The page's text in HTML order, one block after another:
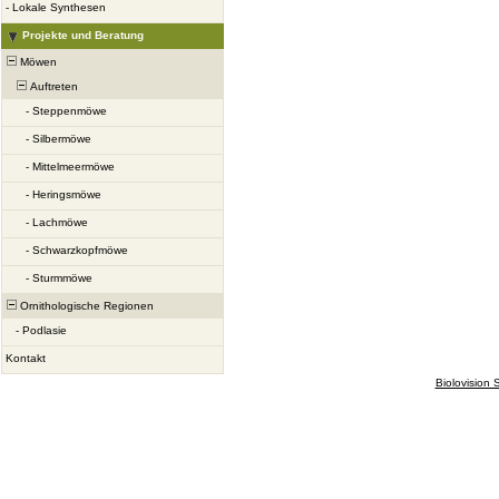
- Lokale Synthesen
Projekte und Beratung
Möwen
Auftreten
- Steppenmöwe
- Silbermöwe
- Mittelmeermöwe
- Heringsmöwe
- Lachmöwe
- Schwarzkopfmöwe
- Sturmmöwe
Ornithologische Regionen
- Podlasie
Kontakt
Biolovision